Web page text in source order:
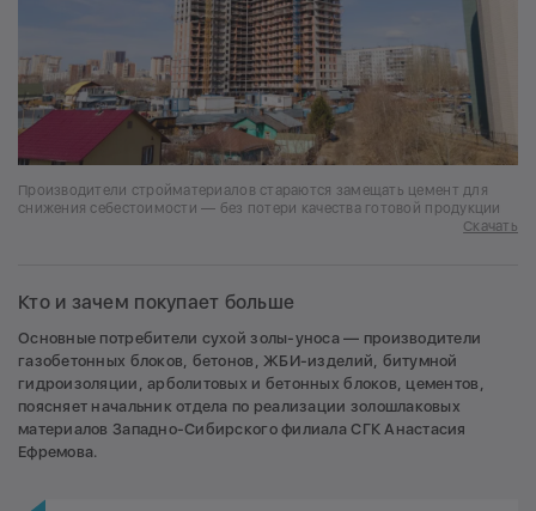
Производители стройматериалов стараются замещать цемент для
снижения себестоимости — без потери качества готовой продукции
Скачать
Кто и зачем покупает больше
Основные потребители сухой золы-уноса — производители
газобетонных блоков, бетонов, ЖБИ-изделий, битумной
гидроизоляции, арболитовых и бетонных блоков, цементов,
поясняет начальник отдела по реализации золошлаковых
материалов Западно-Сибирского филиала СГК Анастасия
Ефремова.